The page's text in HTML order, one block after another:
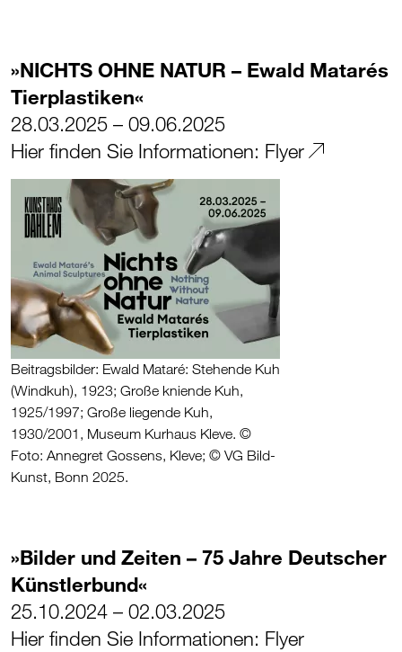
»NICHTS OHNE NATUR – Ewald Matarés
Tierplastiken«
28.03.2025 – 09.06.2025
Hier finden Sie Informationen: Flyer
Beitragsbilder: Ewald Mataré: Stehende Kuh
(Windkuh), 1923; Große kniende Kuh,
1925/1997; Große liegende Kuh,
1930/2001, Museum Kurhaus Kleve. ©
Foto: Annegret Gossens, Kleve; © VG Bild-
Kunst, Bonn 2025.
»Bilder und Zeiten – 75 Jahre Deutscher
Künstlerbund«
25.10.2024 – 02.03.2025
Hier finden Sie Informationen: Flyer